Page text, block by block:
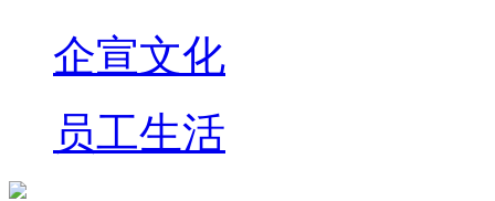
企宣文化
员工生活